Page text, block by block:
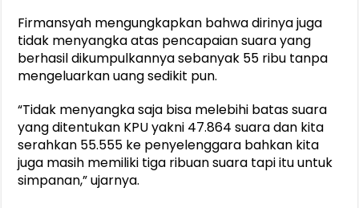
Firmansyah mengungkapkan bahwa dirinya juga
tidak menyangka atas pencapaian suara yang
berhasil dikumpulkannya sebanyak 55 ribu tanpa
mengeluarkan uang sedikit pun.
“Tidak menyangka saja bisa melebihi batas suara
yang ditentukan KPU yakni 47.864 suara dan kita
serahkan 55.555 ke penyelenggara bahkan kita
juga masih memiliki tiga ribuan suara tapi itu untuk
simpanan,” ujarnya.